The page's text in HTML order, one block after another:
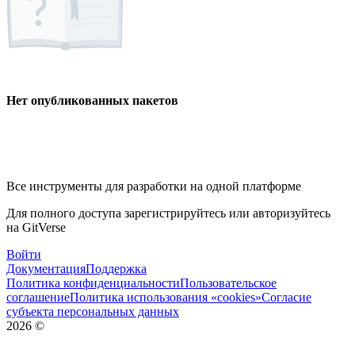
Нет опубликованных пакетов
Все инструменты для разработки на одной платформе
Для полного доступа зарегистрируйтесь или авторизуйтесь
на GitVerse
Войти
ДокументацияПоддержка
Политика конфиденциальностиПользовательское
соглашениеПолитика использования «cookies»Согласие
субъекта персональных данных
2026 ©